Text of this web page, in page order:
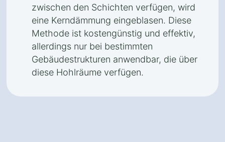
zwischen den Schichten verfügen, wird
eine Kerndämmung eingeblasen. Diese
Methode ist kostengünstig und effektiv,
allerdings nur bei bestimmten
Gebäudestrukturen anwendbar, die über
diese Hohlräume verfügen.